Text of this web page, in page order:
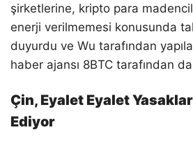
şirketlerine, kripto para
enerji verilmemesi konusunda
duyurdu ve Wu tarafından
haber ajansı 8BTC tarafından
Çin, Eyalet Eyalet
Ediyor